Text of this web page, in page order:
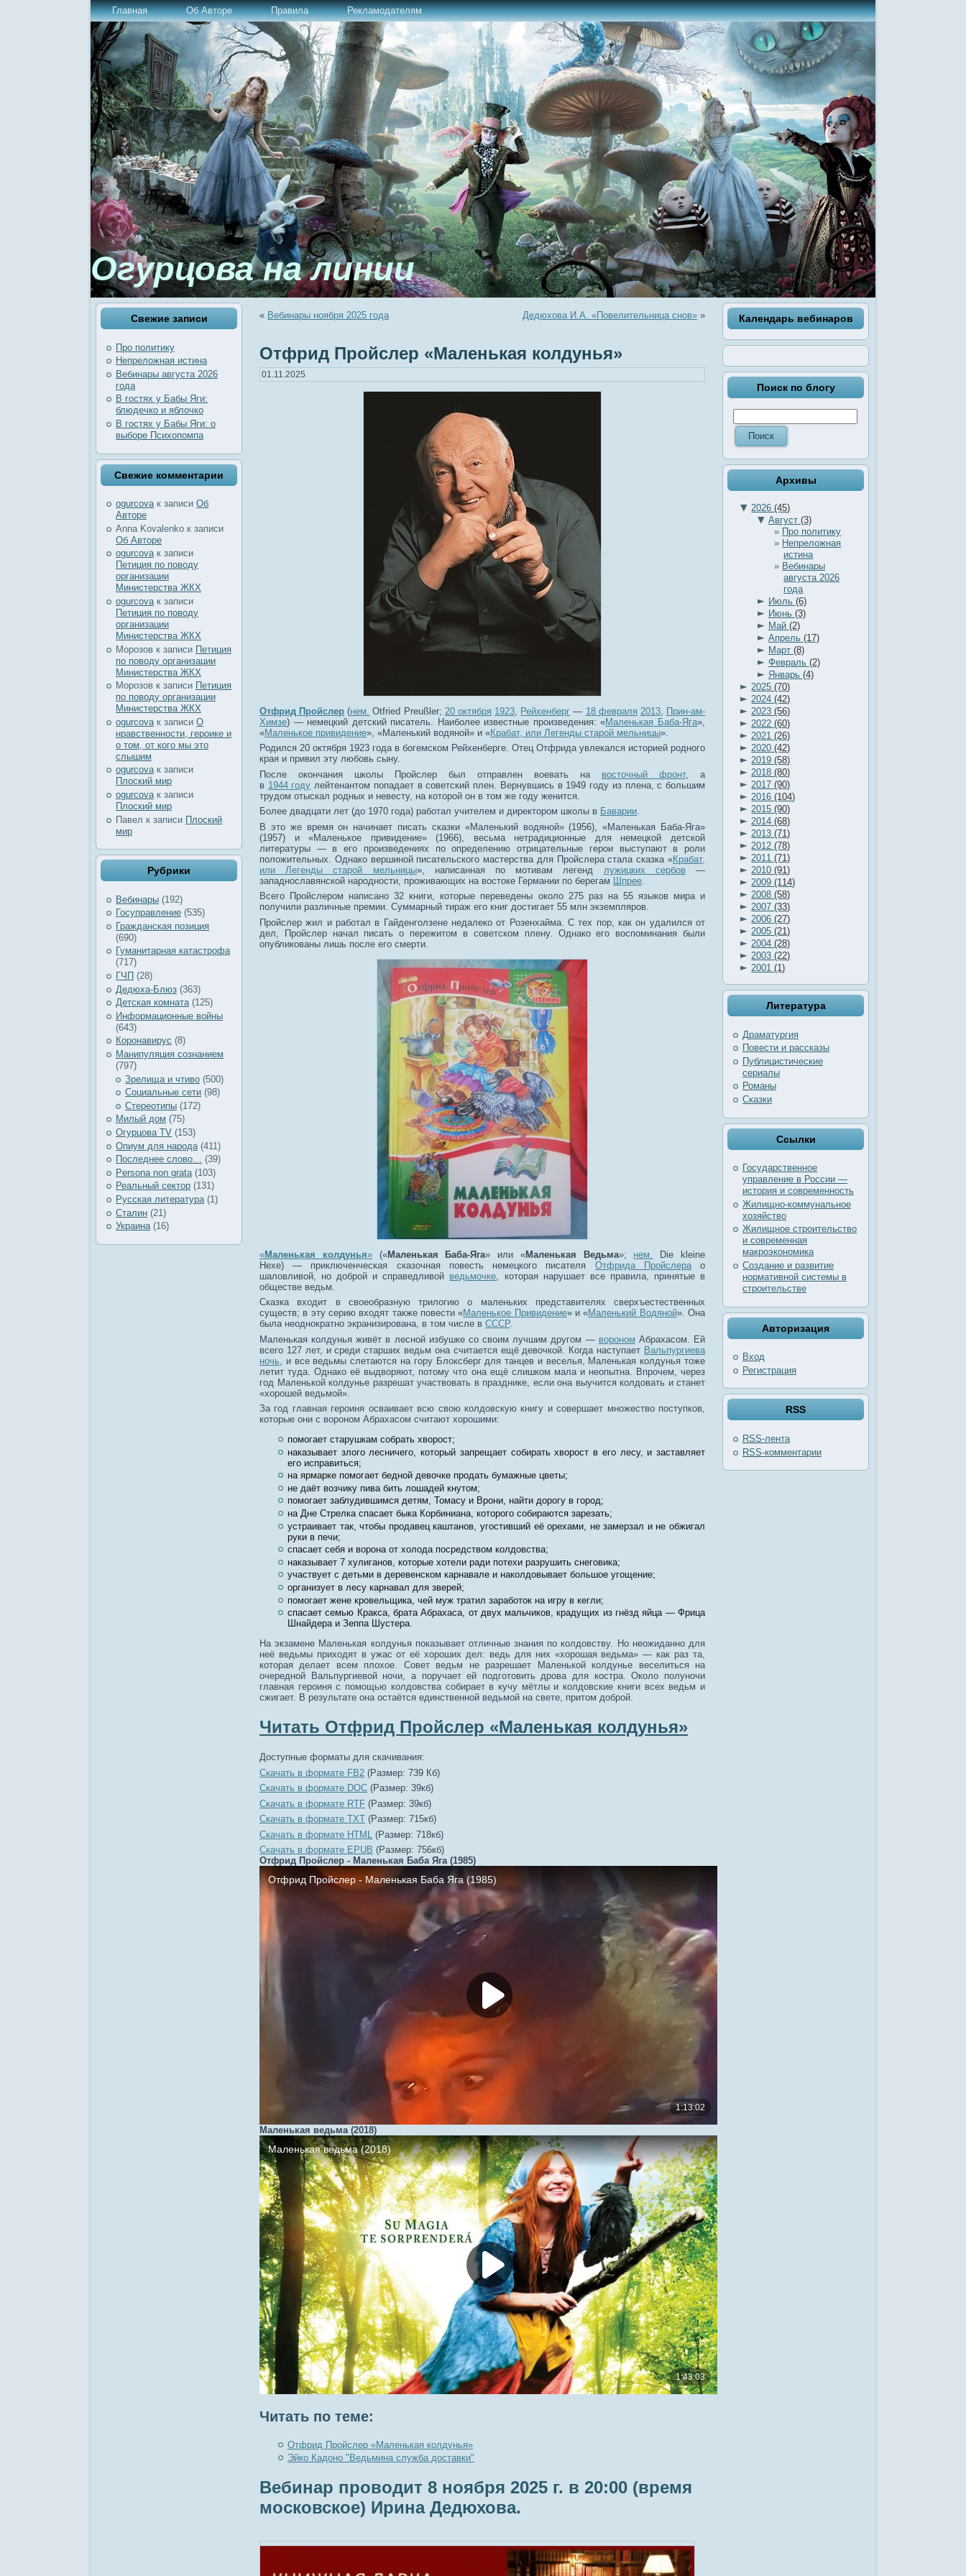
Главная Об Авторе Правила Рекламодателям
Огурцова на линии
Свежие записи
Про политику
Непреложная истина
Вебинары августа 2026
года
В гостях у Бабы Яги:
блюдечко и яблочко
В гостях у Бабы Яги: о
выборе Психопомпа
Свежие комментарии
ogurcovaк записи Об
Авторе
Anna Kovalenko к записи
Об Авторе
ogurcovaк записи
Петиция по поводу
организации
Министерства ЖКХ
ogurcova к записи
Петиция по поводу
организации
Министерства ЖКХ
Морозов к записи Петиция
по поводу организации
Министерства ЖКХ
Морозов к записи Петиция
по поводу организации
Министерства ЖКХ
ogurcova к записи О
нравственности, героике и
о том, от кого мы это
слышим
ogurcovaк записи
Плоский мир
ogurcova к записи
Плоский мир
Павел к записи Плоский
мир
Рубрики
Вебинары (192)
Госуправление (535)
Гражданская позиция
(690)
Гуманитарная катастрофа
(717)
ГЧП (28)
Дедюха-Блюз (363)
Детская комната(125)
Информационные войны
(643)
Коронавирус (8)
Манипуляция сознанием
(797)
Зрелища и чтиво (500)
Социальные сети (98)
Стереотипы (172)
Милый дом (75)
Огурцова TV (153)
Опиум для народа (411)
Последнее слово… (39)
Рersona non grata (103)
Реальный сектор (131)
Русская литература (1)
Сталин (21)
Украина(16)
« Вебинары ноября 2025 года Дедюхова И.А. «Повелительница снов» »
Отфрид Пройслер «Маленькая колдунья»
01.11.2025
Отфрид Пройслер (нем. Otfried Preußler; 20 октября 1923 Рейхенберг — 18 февраля 2013, Прин-ам-
Химзе) — немецкий детский писатель. Наиболее известные произведения: «Маленькая Баба-Яга»,
«Маленькое привидение», «Маленький водяной» и «Крабат, или Легенды старой мельницы».
Родился 20 октября 1923 года в богемском Рейхенберге. Отец Отфрида увлекался историей родного
края и привил эту любовь сыну.
После окончания школы Пройслер был отправлен воевать на восточный фронт, а
в 1944 году лейтенантом попадает в советский плен. Вернувшись в 1949 году из плена, с большим
трудом отыскал родных и невесту, на которой он в том же году женится.
Более двадцати лет (до 1970 года) работал учителем и директором школы в Баварии.
В это же время он начинает писать сказки «Маленький водяной» (1956), «Маленькая Баба-Яга»
(1957) и «Маленькое привидение» (1966), весьма нетрадиционные для немецкой детской
литературы — в его произведениях по определению отрицательные герои выступают в роли
положительных. Однако вершиной писательского мастерства для Пройслера стала сказка «Крабат,
или Легенды старой мельницы», написанная по мотивам легенд лужицких сербов—
западнославянской народности, проживающих на востоке Германии по берегам Шпрее
Всего Пройслером написано 32 книги, которые переведены около 275 раз на 55 языков мира и
получили различные премии. Суммарный тираж его книг достигает 55 млн экземпляров.
Пройслер жил и работал в Гайденголзене недалеко от Розенхайма. С тех пор, как он удалился от
дел, Пройслер начал писать о пережитом в советском плену. Однако его воспоминания были
опубликованы лишь после его смерти.
«Маленькая колдунья»(«Маленькая Баба-Яга» или «Маленькая Ведьма»; нем.
Die kleine
Hexe) — приключенческая сказочная повесть немецкого писателя Отфрида Пройслерао
шаловливой, но доброй и справедливой ведьмочке , которая нарушает все правила, принятые в
обществе ведьм.
Сказка входит в своеобразную трилогию о маленьких представителях сверхъестественных
существ; в эту серию входят также повести «Маленькое Привидение» и «Маленький Водяной». Она
была неоднократно экранизирована, в том числе в СССР.
Маленькая колдунья живёт в лесной избушке со своим лучшим другом — вороном Абрахасом. Ей
всего 127 лет, и среди старших ведьм она считается ещё девочкой. Когда наступает Вальпургиева
ночь , и все ведьмы слетаются на гору Блоксберг для танцев и веселья, Маленькая колдунья тоже
летит туда. Однако её выдворяют, потому что она ещё слишком мала и неопытна. Впрочем, через
год Маленькой колдунье разрешат участвовать в празднике, если она выучится колдовать и станет
«хорошей ведьмой».
За год главная героиня осваивает всю свою колдовскую книгу и совершает множество поступков,
которые они с вороном Абрахасом считают хорошими:
помогает старушкам собрать хворост;
наказывает злого лесничего, который запрещает собирать хворост в его лесу, и заставляет
его исправиться;
на ярмарке помогает бедной девочке продать бумажные цветы;
не даёт возчику пива бить лошадей кнутом;
помогает заблудившимся детям, Томасу и Врони, найти дорогу в город;
на Дне Стрелка спасает быка Корбиниана, которого собираются зарезать;
устраивает так, чтобы продавец каштанов, угостивший её орехами, не замерзал и не обжигал
руки в печи;
спасает себя и ворона от холода посредством колдовства;
наказывает 7 хулиганов, которые хотели ради потехи разрушить снеговика;
участвует с детьми в деревенском карнавале и наколдовывает большое угощение;
организует в лесу карнавал для зверей;
помогает жене кровельщика, чей муж тратил заработок на игру в кегли;
спасает семью Кракса, брата Абрахаса, от двух мальчиков, крадущих из гнёзд яйца — Фрица
Шнайдера и Зеппа Шустера.
На экзамене Маленькая колдунья показывает отличные знания по колдовству. Но неожиданно для
неё ведьмы приходят в ужас от её хороших дел: ведь для них «хорошая ведьма» — как раз та,
которая делает всем плохое. Совет ведьм не разрешает Маленькой колдунье веселиться на
очередной Вальпургиевой ночи, а поручает ей подготовить дрова для костра. Около полуночи
главная героиня с помощью колдовства собирает в кучу мётлы и колдовские книги всех ведьм и
сжигает. В результате она остаётся единственной ведьмой на свете, притом доброй.
Читать Отфрид Пройслер «Маленькая колдунья»
Доступные форматы для скачивания:
Скачать в формате FB2 (Размер: 739 Кб)
Скачать в формате DOC (Размер: 39кб)
Скачать в формате RTF (Размер: 39кб)
Скачать в формате TXT (Размер: 715кб)
Скачать в формате HTML (Размер: 718кб)
Скачать в формате EPUB (Размер: 756кб)
Отфрид Пройслер - Маленькая Баба Яга (1985)
Маленькая ведьма (2018)
Читать по теме:
Отфрид Пройслер «Маленькая колдунья»
Эйко Кадоно "Ведьмина служба доставки"
Вебинар проводит 8 ноября 2025 г. в 20:00 (время
московское) Ирина Дедюхова.
Календарь вебинаров
Поиск по блогу
Архивы
▼ 2026(45)
▼ Август (3)
Про политику
Непреложная
истина
Вебинары
августа 2026
года
► Июль (6)
► Июнь (3)
► Май (2)
► Апрель (17)
► Март (8)
► Февраль (2)
► Январь (4)
► 2025(70)
► 2024(42)
► 2023(56)
► 2022(60)
► 2021(26)
► 2020(42)
► 2019(58)
► 2018(80)
► 2017(90)
► 2016(104)
► 2015(90)
► 2014(68)
► 2013(71)
► 2012(78)
► 2011(71)
► 2010(91)
► 2009(114)
► 2008(58)
► 2007(33)
► 2006(27)
► 2005(21)
► 2004(28)
► 2003(22)
► 2001(1)
Литература
Драматургия
Повести и рассказы
Публицистические
сериалы
Романы
Сказки
Ссылки
Государственное
управление в России —
история и современность
Жилищно-коммунальное
хозяйство
Жилищное строительство
и современная
макроэкономика
Создание и развитие
нормативной системы в
строительстве
Авторизация
Вход
Регистрация
RSS
RSS-лента
RSS-комментарии